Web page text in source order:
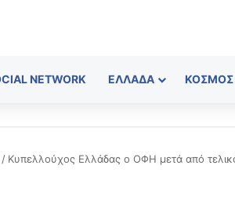
NETWORK ΕΛΛΆΔΑ ΚΌΣΜΟΣ
/ Κυπελλούχος Ελλάδας ο ΟΦΗ μετά από